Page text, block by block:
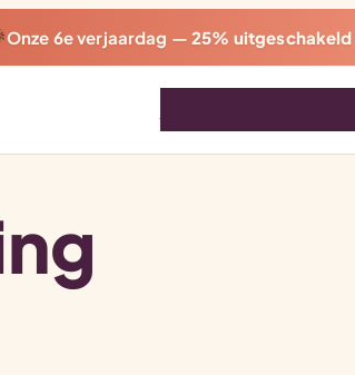
Onze 6e verjaardag —25% uitgeschakeld